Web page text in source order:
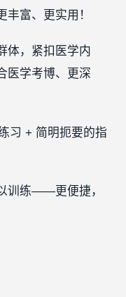
富、更实用！
体，紧扣医学内
学考博、更深
习 + 简明扼要的指
训练——更便捷，